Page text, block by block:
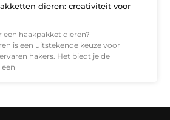
dieren: creativiteit voor
haakpakket dieren?
is een uitstekende keuze voor
hakers. Het biedt je de